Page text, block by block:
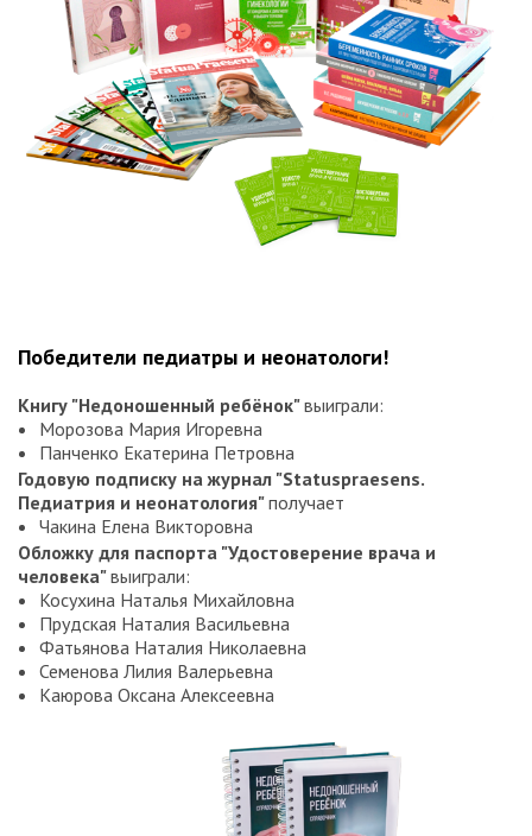
Победители педиатры и неонатологи!
Книгу "Недоношенный ребёнок"выиграли:
Морозова Мария Игоревна
Панченко Екатерина Петровна
Годовую подписку на журнал "Statuspraesens.
Педиатрия и неонатология"получает
Чакина Елена Викторовна
Обложку для паспорта "Удостоверение врача и
человека"выиграли:
Косухина Наталья Михайловна
Прудская Наталия Васильевна
Фатьянова Наталия Николаевна
Семенова Лилия Валерьевна
Каюрова Оксана Алексеевна